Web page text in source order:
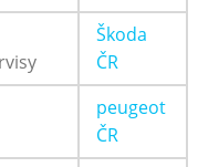
Škoda
ČR
peugeot
ČR